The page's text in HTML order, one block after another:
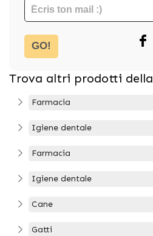
GO!
Trova altri prodotti della
Farmacia
Igiene dentale
Farmacia
Igiene dentale
Cane
Gatti